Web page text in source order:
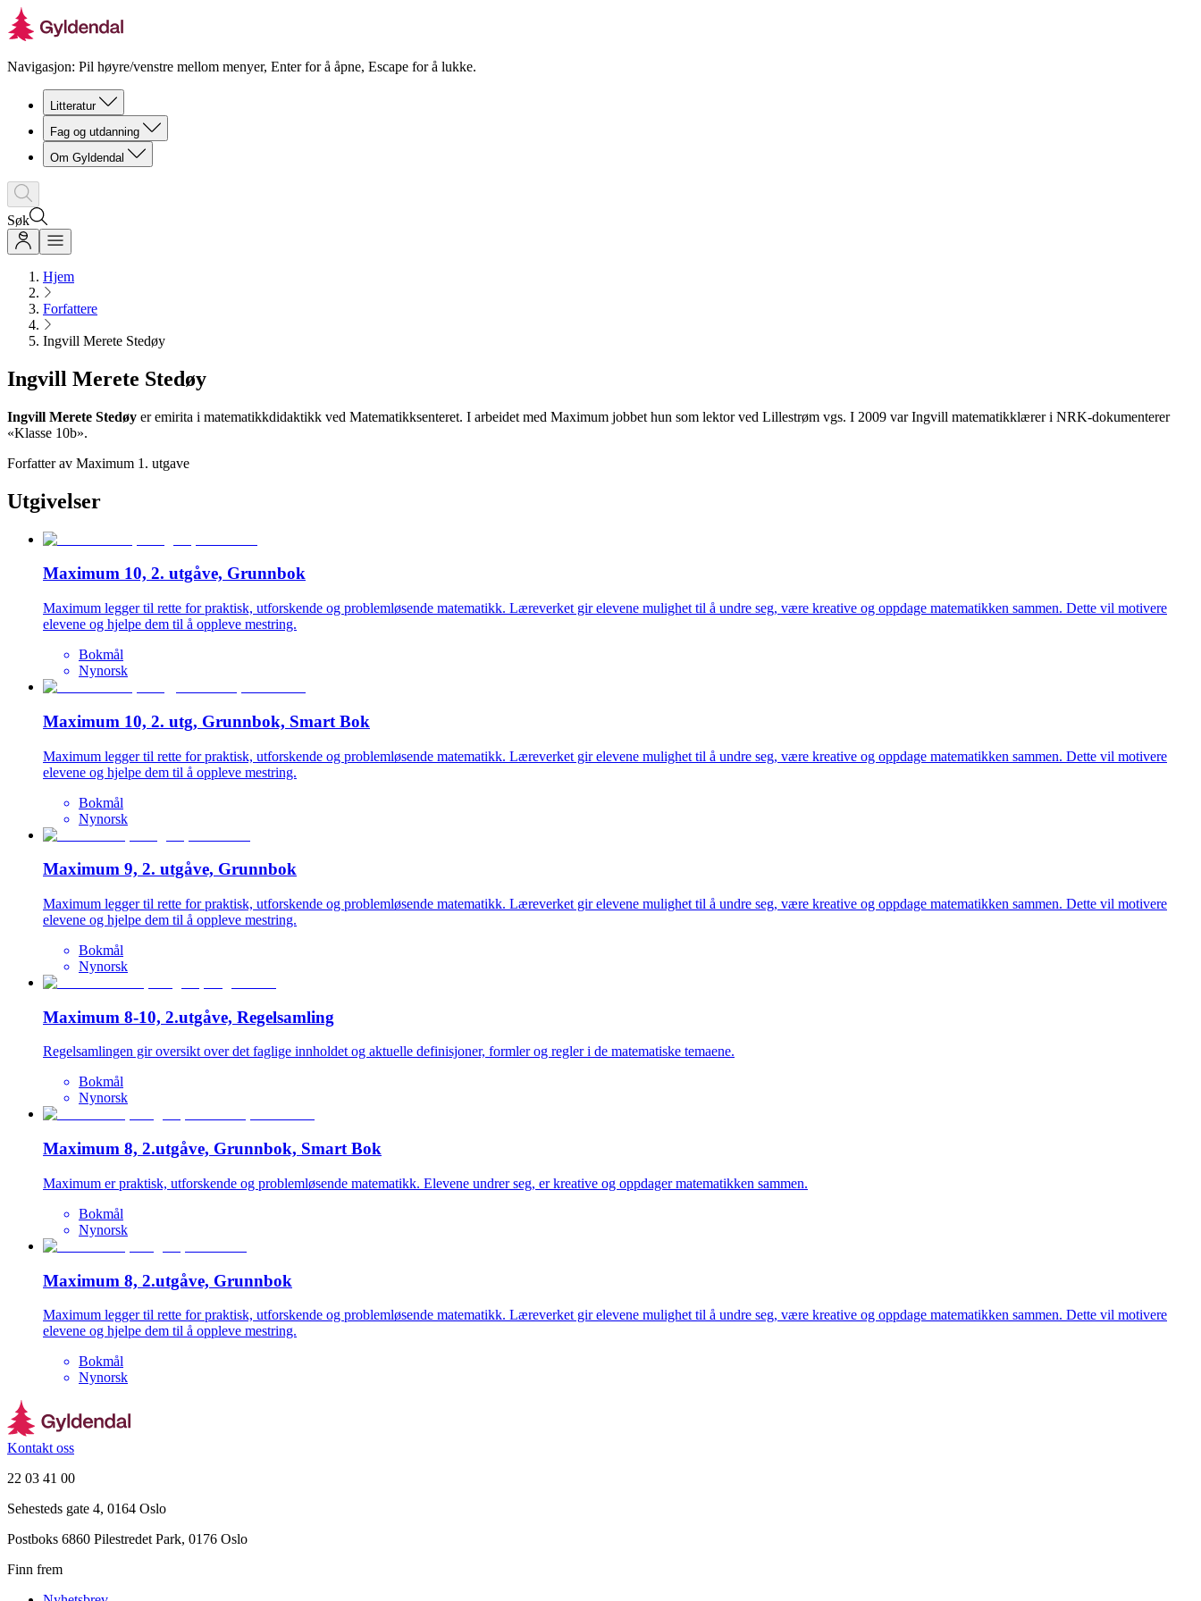
Navigasjon: Pil høyre/venstre mellom menyer, Enter for å åpne, Escape for å lukke.
Litteratur
Fag og utdanning
Om Gyldendal
Søk
Hjem
Forfattere
Ingvill Merete Stedøy
Ingvill Merete Stedøy
Ingvill Merete Stedøy er emirita i matematikkdidaktikk ved Matematikksenteret. I arbeidet med Maximum jobbet hun som lektor ved Lillestrøm vgs. I 2009 var Ingvill matematikklærer i NRK-dokumenterer
«Klasse 10b».
Forfatter av Maximum 1. utgave
Utgivelser
Maximum 10, 2. utgåve, Grunnbok
Maximum legger til rette for praktisk, utforskende og problemløsende matematikk. Læreverket gir elevene mulighet til å undre seg, være kreative og oppdage matematikken sammen. Dette vil motivere
elevene og hjelpe dem til å oppleve mestring.
Bokmål
Nynorsk
Maximum 10, 2. utg, Grunnbok, Smart Bok
Maximum legger til rette for praktisk, utforskende og problemløsende matematikk. Læreverket gir elevene mulighet til å undre seg, være kreative og oppdage matematikken sammen. Dette vil motivere
elevene og hjelpe dem til å oppleve mestring.
Bokmål
Nynorsk
Maximum 9, 2. utgåve, Grunnbok
Maximum legger til rette for praktisk, utforskende og problemløsende matematikk. Læreverket gir elevene mulighet til å undre seg, være kreative og oppdage matematikken sammen. Dette vil motivere
elevene og hjelpe dem til å oppleve mestring.
Bokmål
Nynorsk
Maximum 8-10, 2.utgåve, Regelsamling
Regelsamlingen gir oversikt over det faglige innholdet og aktuelle definisjoner, formler og regler i de matematiske temaene.
Bokmål
Nynorsk
Maximum 8, 2.utgåve, Grunnbok, Smart Bok
Maximum er praktisk, utforskende og problemløsende matematikk. Elevene undrer seg, er kreative og oppdager matematikken sammen.
Bokmål
Nynorsk
Maximum 8, 2.utgåve, Grunnbok
Maximum legger til rette for praktisk, utforskende og problemløsende matematikk. Læreverket gir elevene mulighet til å undre seg, være kreative og oppdage matematikken sammen. Dette vil motivere
elevene og hjelpe dem til å oppleve mestring.
Bokmål
Nynorsk
Kontakt oss
22 03 41 00
Sehesteds gate 4, 0164 Oslo
Postboks 6860 Pilestredet Park, 0176 Oslo
Finn frem